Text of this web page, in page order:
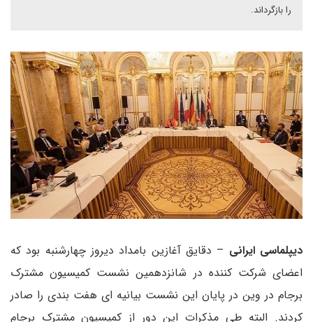
را بازگرداند.
دیپلماسی ایرانی – دقایق آغازین بامداد دیروز چهارشنبه بود که
اعضای شرکت کننده در شانزدهمین نشست کمیسیون مشترک
برجام در وین در پایان این نشست بیانیه ای هفت بندی را صادر
کردند. البته طی مذکرات این دور از کمیسیون مشترک برجام